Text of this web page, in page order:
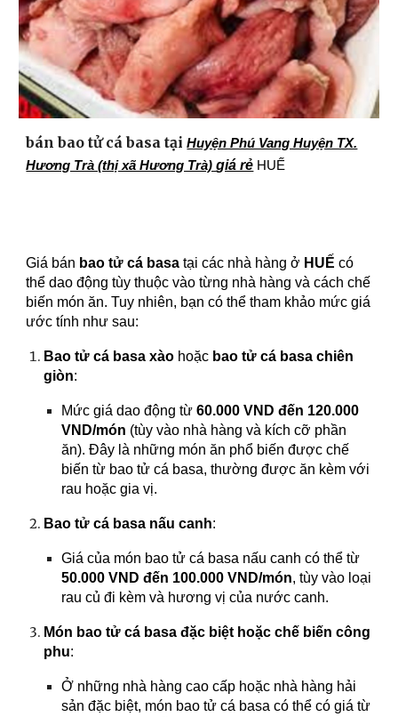
bán bao tử cá basa tạiHuyện Phú Vang Huyện TX.
Hương Trà (thị xã Hương Trà)giá rẻ HUẾ
Giá bán bao tử cá basa tại các nhà hàng ở HUẾ có
thể dao động tùy thuộc vào từng nhà hàng và cách chế
biến món ăn. Tuy nhiên, bạn có thể tham khảo mức giá
ước tính như sau:
Bao tử cá basa xào hoặc bao tử cá basa chiên
giòn:
Mức giá dao động từ60.000 VND đến 120.000
VND/món (tùy vào nhà hàng và kích cỡ phần
ăn). Đây là những món ăn phổ biến được chế
biến từ bao tử cá basa, thường được ăn kèm với
rau hoặc gia vị.
Bao tử cá basa nấu canh:
Giá của món bao tử cá basa nấu canh có thể từ
50.000 VND đến 100.000 VND/món, tùy vào loại
rau củ đi kèm và hương vị của nước canh.
Món bao tử cá basa đặc biệt hoặc chế biến công
phu:
Ở những nhà hàng cao cấp hoặc nhà hàng hải
sản đặc biệt, món bao tử cá basa có thể có giá từ